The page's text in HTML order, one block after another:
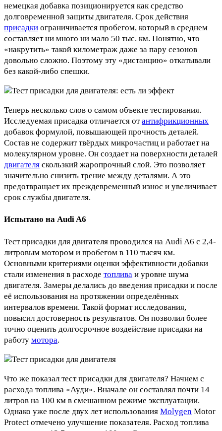
немецкая добавка позиционируется как средство
долговременной защиты двигателя. Срок действия
присадки ограничивается пробегом, который в среднем
составляет ни много ни мало 50 тыс. км. Понятно, что
«накрутить» такой километраж даже за пару сезонов
довольно сложно. Поэтому эту «дистанцию» откатывали
без какой-либо спешки.
Теперь несколько слов о самом объекте тестирования.
Исследуемая присадка отличается отантифрикционных
добавок формулой, повышающей прочность деталей.
Состав не содержит твёрдых микрочастиц и работает на
молекулярном уровне. Он создает на поверхности деталей
двигателя скользкий жаропрочный слой. Это позволяет
значительно снизить трение между деталями. А это
предотвращает их преждевременный износ и увеличивает
срок службы двигателя.
Испытано на Audi A6
Тест присадки для двигателя проводился на Audi A6 с 2,4-
литровым мотором и пробегом в 110 тысяч км.
Основными критериями оценки эффективности добавки
стали изменения в расходе топлива и уровне шума
двигателя. Замеры делались до введения присадки и после
её использования на протяжении определённых
интервалов времени. Такой формат исследования,
повысил достоверность результатов. Он позволил более
точно оценить долгосрочное воздействие присадки на
работу мотора.
Что же показал тест присадки для двигателя? Начнем с
расхода топлива «Ауди». Вначале он составлял почти 14
литров на 100 км в смешанном режиме эксплуатации.
Однако уже после двух лет использования Molygen Motor
Protect отмечено улучшение показателя. Расход топлива